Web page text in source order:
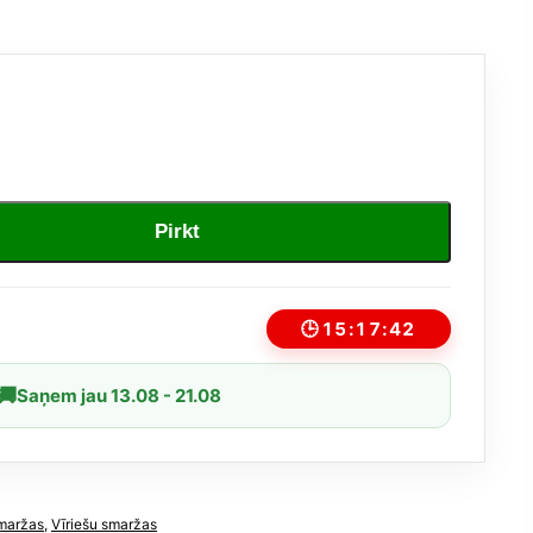
Pirkt
🕒 15:17:42
Saņem jau 13.08 - 21.08
, Vīriešu smaržas